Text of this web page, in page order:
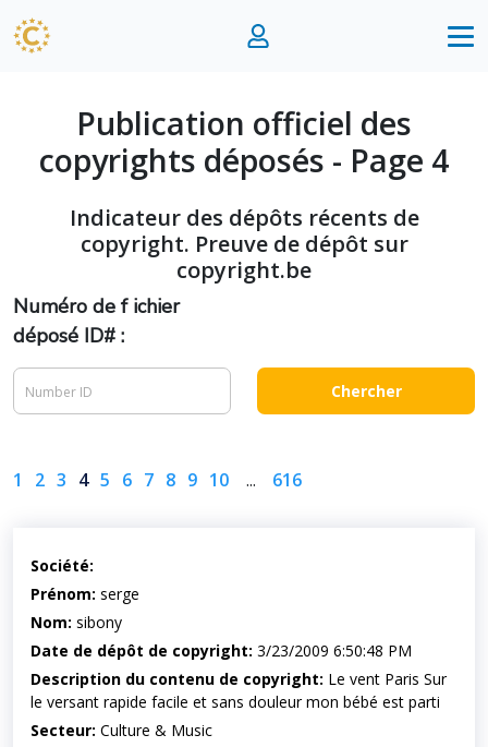
Publication officiel des
copyrights déposés - Page 4
Indicateur des dépôts récents de
copyright. Preuve de dépôt sur
copyright.be
Numéro de f ichier
déposé ID# :
Chercher
1 2 3 4 5 6 7 8 9 10 ... 616
Société:
Prénom: serge
Nom: sibony
Date de dépôt de copyright: 3/23/2009 6:50:48 PM
Description du contenu de copyright: Le vent Paris Sur
le versant rapide facile et sans douleur mon bébé est parti
Secteur: Culture & Music